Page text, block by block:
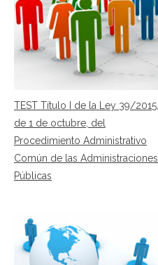
TEST Título I de la Ley 39/2015,
de 1 de octubre, del
Procedimiento Administrativo
Común de las Administraciones
Públicas